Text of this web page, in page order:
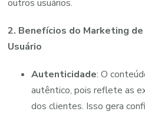
outros usuários.
2. Benefícios do Marketing
Usuário
Autenticidade: O
autêntico, pois reflete as
dos clientes. Isso gera